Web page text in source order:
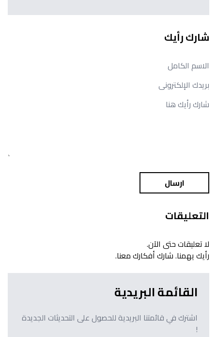
شارك رأيك
ارسال
التعليقات
لا تعليقات حتى الآن.
رأيك يهمنا. شارك أفكارك معنا.
القائمة البريدية
اشترك في قائمتنا البريدية للحصول على التحديثات الجديدة
!